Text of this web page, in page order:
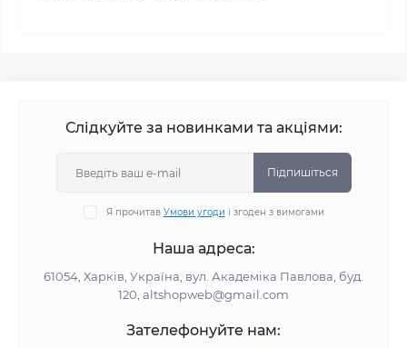
Слідкуйте за новинками та акціями:
Підпишіться
Я прочитав Умови угоди і згоден з вимогами
Наша адреса:
61054, Харків, Україна, вул. Академіка Павлова, буд.
120, altshopweb@gmail.com
Зателефонуйте нам: